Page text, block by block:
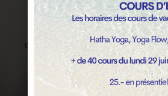
chacun.e. Dans l’ambiance
lieu unique à Genève,
de vous-même,
expérimentés et